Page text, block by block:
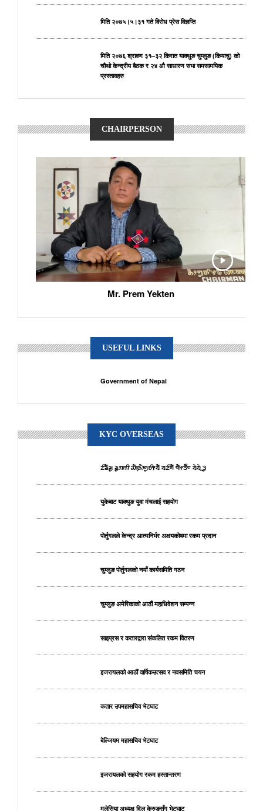
मिति २०७५।५।३१ गते विरोध प्रेस विज्ञप्ति
मिति २०७६ श्रावण ३१–३२ किरात याक्थुङ चुम्लुङ (कियाचु) को
चौथो केन्द्रीय बैठक र २४ औ साधारण सभा समसामयिक
प्रस्तावहरु
CHAIRPERSON
Mr. Prem Yekten
USEFUL LINKS
Government of Nepal
KYC OVERSEAS
ᤁᤡᤕᤠᤆᤢ ᤕᤢᤀᤣᤀᤡ ᤑᤥ᤹ᤌᤥᤛᤢᤎᤡᤶᤔᤠ ᤔᤏᤡᤛᤠ ᤗᤠᤶᤍᤠ᤺ᤰ ᤔᤧᤔᤧᤳᤋᤢ
युकेबाट याक्थुङ युवा मंचलाई सहयोग
पोर्तुगलले केन्द्र आत्मनिर्भर अक्षयकोषमा रकम प्रदान
चुम्लुङ पोर्तुगलको नयाँ कार्यसमिति गठन
चुम्लुङ अमेरिकाको आठौं महाधिवेशन सम्पन्न
साइप्रस र कतारद्वारा संकलित रकम वितरण
इजरायलको आठौं वार्षिकउत्सव र नवसमिति चयन
कतार उपमहासचिव भेटघाट
बेल्जियम महासचिव भेटघाट
इजरायलको सहयोग रकम हस्तान्तरण
मलेसिया अध्यक्ष दिल केरुङसँग भेटघाट